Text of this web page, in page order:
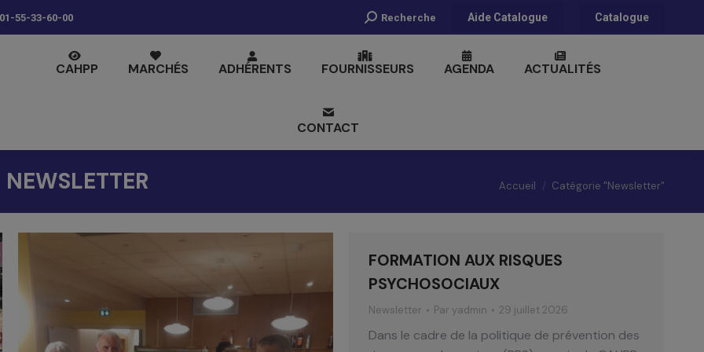
01-55-33-60-00
Recherche
Recherche Aide Catalogue Catalogue
CAHPP MARCHÉS ADHÉRENTS FOURNISSEURS AGENDA ACTUALITÉS
CONTACT
NEWSLETTER Vous êtes ici :
Accueil Catégorie "Newsletter"
FORMATION AUX RISQUES
PSYCHOSOCIAUX
Newsletter Par yadmin 29 juillet 2026
Dans le cadre de la politique de prévention des